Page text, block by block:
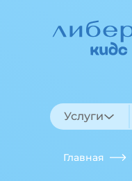
Услуги
Главная